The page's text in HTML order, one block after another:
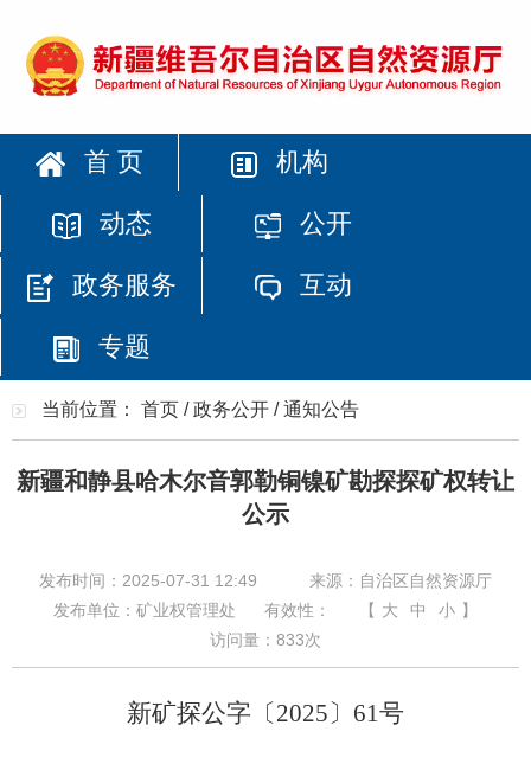
首 页 机构
动态 公开
政务服务 互动
专题
当前位置： 首页 /政务公开 /通知公告
新疆和静县哈木尔音郭勒铜镍矿勘探探矿权转让
公示
发布时间：2025-07-31 12:49
来源：自治区自然资源厅
发布单位：矿业权管理处
有效性： 【 大 中 小 】
访问量： 833次
新矿探公字〔2025〕 61号